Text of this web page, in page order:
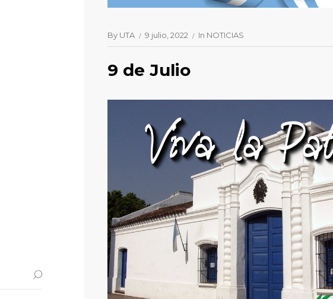
By UTA 9 julio, 2022 In NOTICIAS
9 de Julio